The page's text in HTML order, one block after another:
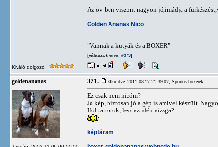
Az öv-ben viszont nagyon jó,imádja a
Golden Ananas Nico
"Vannak a kutyák és a BOXER"
[válaszok erre: #373]
Kiváló dolgozó
goldenananas 371. Elküldve: 2011-08-17 21:39:07, Sportos boxerek
Ez csak nem nicóm?
Jó kép, biztosan jó a gép is amivel készült.
Hol tartotok, lesz az idén vizsga?
képtáram